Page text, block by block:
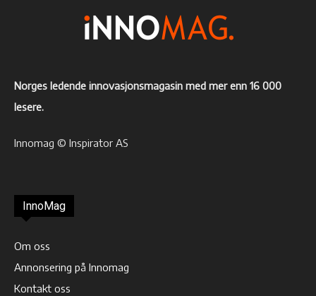
Norges ledende innovasjonsmagasin med mer enn 16 000
lesere.
Innomag © Inspirator AS
InnoMag
Om oss
Annonsering på Innomag
Kontakt oss